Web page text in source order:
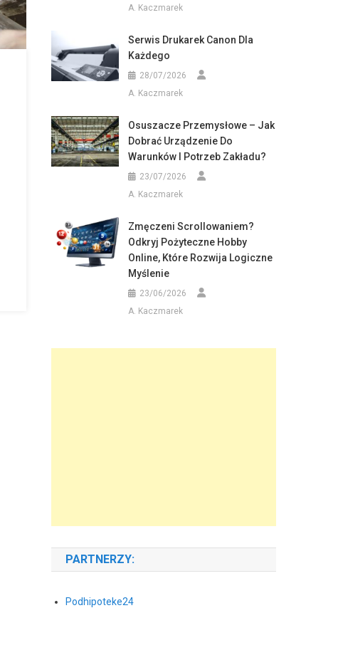
A. Kaczmarek
Serwis Drukarek Canon Dla
Każdego
28/07/2026
A. Kaczmarek
Osuszacze Przemysłowe – Jak
Dobrać Urządzenie Do
Warunków I Potrzeb Zakładu?
23/07/2026
A. Kaczmarek
Zmęczeni Scrollowaniem?
Odkryj Pożyteczne Hobby
Online, Które Rozwija Logiczne
Myślenie
23/06/2026
A. Kaczmarek
PARTNERZY:
Podhipoteke24